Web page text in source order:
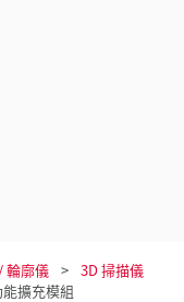
輪廓儀
3D 掃描儀
擴充模組